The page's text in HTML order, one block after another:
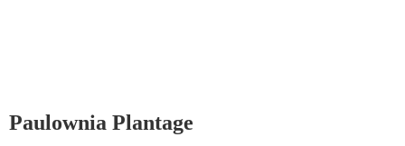
fängt
Jetzt Registrieren
Paulownia Plantage